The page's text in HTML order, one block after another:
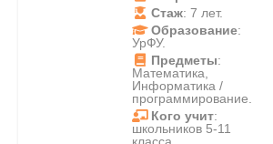
Стаж: 7 лет.
Образование:
УрФУ.
Предметы:
Математика,
Информатика /
программирование.
Кого учит:
школьников 5-11